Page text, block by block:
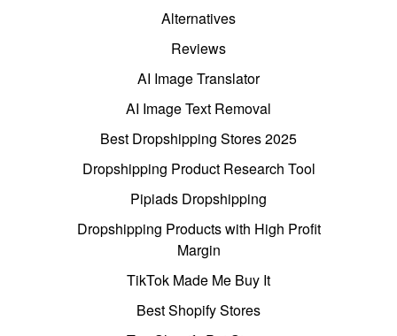
Alternatives
Reviews
AI Image Translator
AI Image Text Removal
Best Dropshipping Stores 2025
Dropshipping Product Research Tool
Pipiads Dropshipping
Dropshipping Products with High Profit
Margin
TikTok Made Me Buy It
Best Shopify Stores